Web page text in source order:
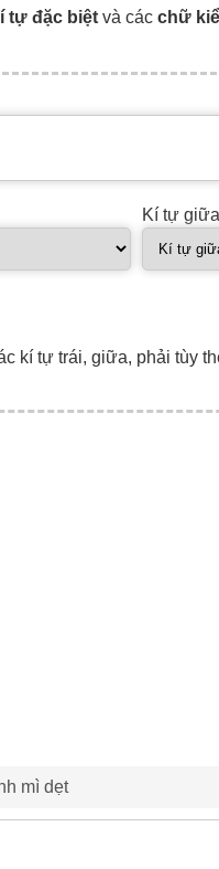
tự đặc biệt và các chữ
Kí tự
kí tự trái, giữa, phải tùy
mì dẹt